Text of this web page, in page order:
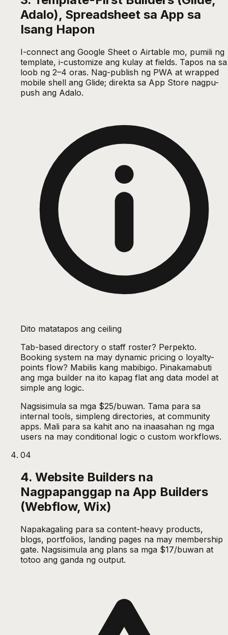
Adalo), Spreadsheet sa App sa
Isang Hapon
I-connect ang Google Sheet o Airtable mo, pumili ng
template, i-customize ang kulay at fields. Tapos na sa
loob ng 2–4 oras. Nag-publish ng PWA at wrapped
mobile shell ang Glide; direkta sa App Store nagpu-
push ang Adalo.
Dito matatapos ang ceiling
Tab-based directory o staff roster? Perpekto.
Booking system na may dynamic pricing o loyalty-
points flow? Mabilis kang mabibigo. Pinakamabuti
ang mga builder na ito kapag flat ang data model at
simple ang logic.
Nagsisimula sa mga $25/buwan. Tama para sa
internal tools, simpleng directories, at community
apps. Mali para sa kahit ano na inaasahan ng mga
users na may conditional logic o custom workflows.
04
4. Website Builders na
Nagpapanggap na App Builders
(Webflow, Wix)
Napakagaling para sa content-heavy products,
blogs, portfolios, landing pages na may membership
gate. Nagsisimula ang plans sa mga $17/buwan at
totoo ang ganda ng output.